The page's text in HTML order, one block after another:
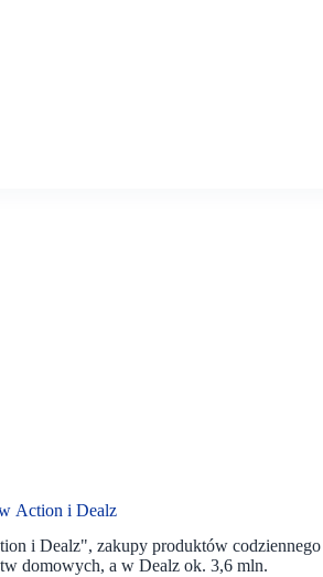
Action i Dealz
i Dealz", zakupy produktów
domowych, a w Dealz ok. 3,6 mln.